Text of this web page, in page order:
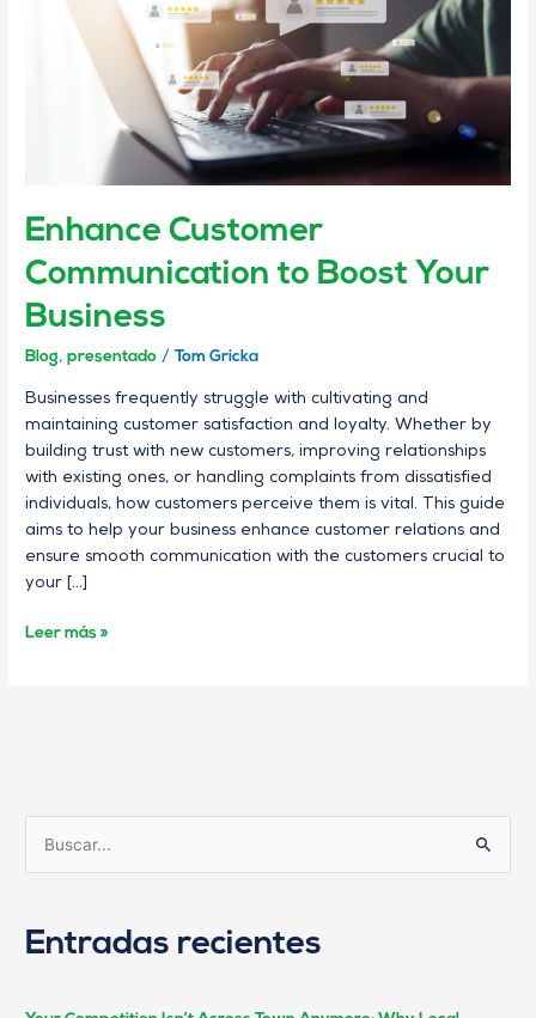
Enhance Customer
Communication to Boost Your
Business
Blog,presentado / Tom Gricka
Businesses frequently struggle with cultivating and
maintaining customer satisfaction and loyalty. Whether by
building trust with new customers, improving relationships
with existing ones, or handling complaints from dissatisfied
individuals, how customers perceive them is vital. This guide
aims to help your business enhance customer relations and
ensure smooth communication with the customers crucial to
your […]
Leer más »
cEntradas recientes